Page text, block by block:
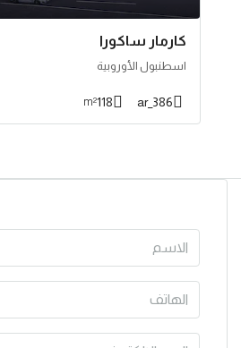
كارمار ساكورا
اسطنبول الأوروبية
386_ar
118
m²